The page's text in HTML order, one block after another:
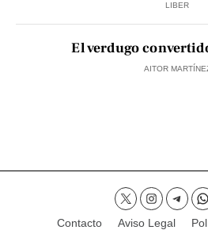
LIBER
El verdugo
AITOR
Contacto Aviso Legal